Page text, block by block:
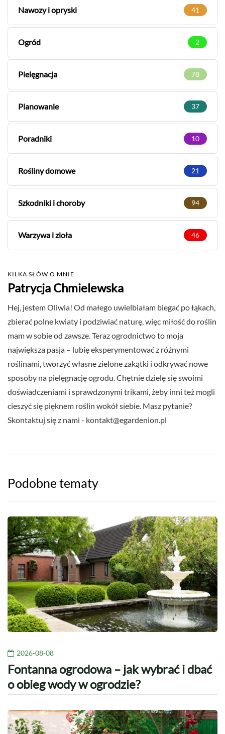
Nawozy i opryski 41
Ogród 2
Pielęgnacja 78
Planowanie 37
Poradniki 10
Rośliny domowe 21
Szkodniki i choroby 94
Warzywa i zioła 46
KILKA SŁÓW O MNIE
Patrycja Chmielewska
Hej, jestem Oliwia! Od małego uwielbiałam biegać po łąkach,
zbierać polne kwiaty i podziwiać naturę, więc miłość do roślin
mam w sobie od zawsze. Teraz ogrodnictwo to moja
największa pasja – lubię eksperymentować z różnymi
roślinami, tworzyć własne zielone zakątki i odkrywać nowe
sposoby na pielęgnację ogrodu. Chętnie dzielę się swoimi
doświadczeniami i sprawdzonymi trikami, żeby inni też mogli
cieszyć się pięknem roślin wokół siebie. Masz pytanie?
Skontaktuj się z nami - kontakt@egardenion.pl
Podobne tematy
2026-08-08
Fontanna ogrodowa – jak wybrać i dbać
o obieg wody w ogrodzie?